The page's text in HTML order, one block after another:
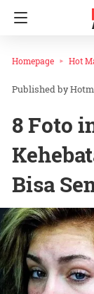
Homepage Hot
8 Foto
Bisa